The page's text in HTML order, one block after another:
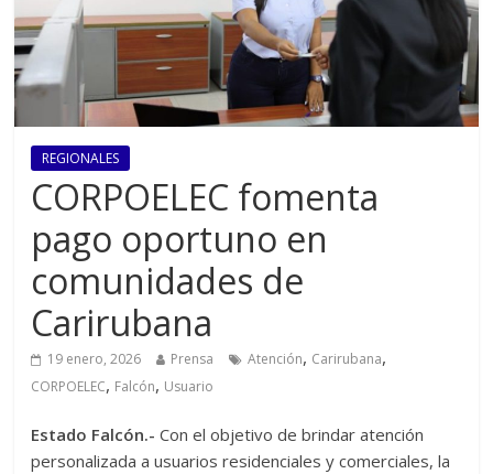
REGIONALES
CORPOELEC fomenta
pago oportuno en
comunidades de
Carirubana
19 enero, 2026 Prensa Atención, Carirubana,
CORPOELEC, Falcón, Usuario
Estado Falcón.- Con el objetivo de brindar atención
personalizada a usuarios residenciales y comerciales, la